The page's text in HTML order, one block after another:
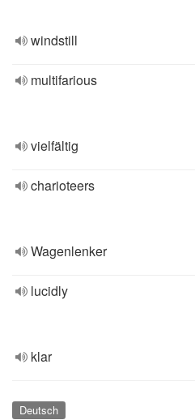
windstill
multifarious
vielfältig
charioteers
Wagenlenker
lucidly
klar
Deutsch